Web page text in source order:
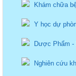
Khám chữa
Y học dự
Dược Phẩm -
Nghiên cứu